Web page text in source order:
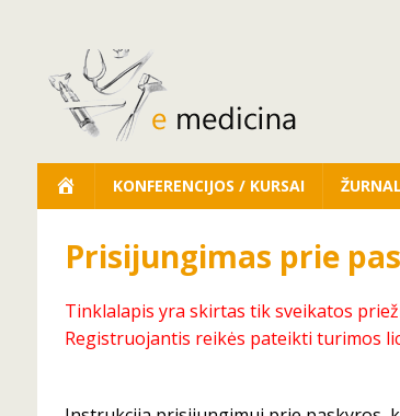
KONFERENCIJOS / KURSAI
Prisijungimas prie
Tinklalapis yra skirtas tik sveikatos
Registruojantis reikės pateikti turimos